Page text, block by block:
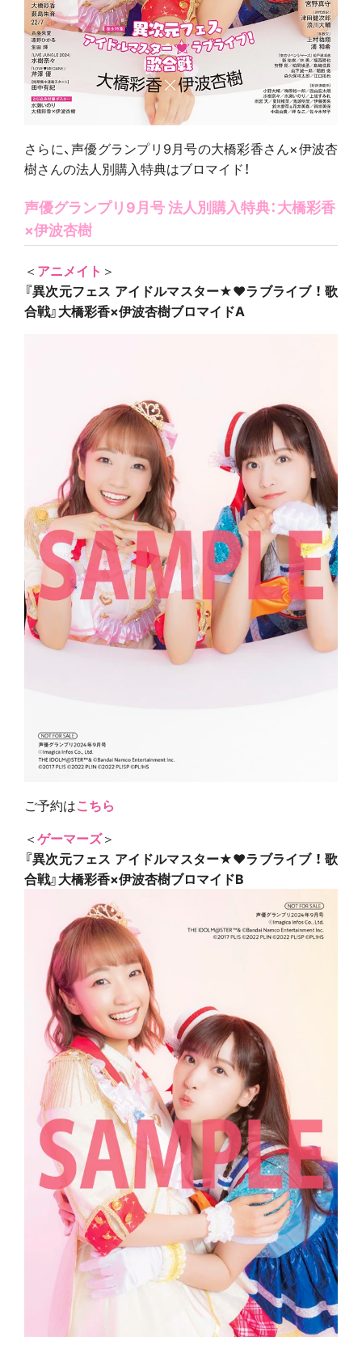
さらに、声優グランプリ9月号の大橋彩香さん×伊波杏
樹さんの法人別購入特典はブロマイド！
声優グランプリ9月号 法人別購入特典：大橋彩香
×伊波杏樹
＜ アニメイト ＞
『異次元フェス アイドルマスター★♥ラブライブ ！ 歌
合戦』大橋彩香×伊波杏樹ブロマイドA
ご予約はこちら
＜ゲーマーズ＞
『異次元フェス アイドルマスター★♥ラブライブ ！ 歌
合戦』大橋彩香×伊波杏樹ブロマイドB